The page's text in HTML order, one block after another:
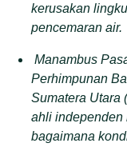
kerusakan
pencemaran air.
Manambus
Perhimpunan
Sumatera Utara
ahli independen
bagaimana